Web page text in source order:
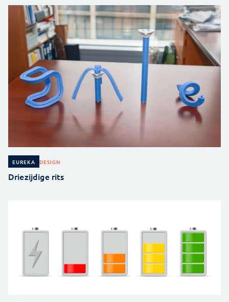
EUREKA DESIGN
Driezijdige rits